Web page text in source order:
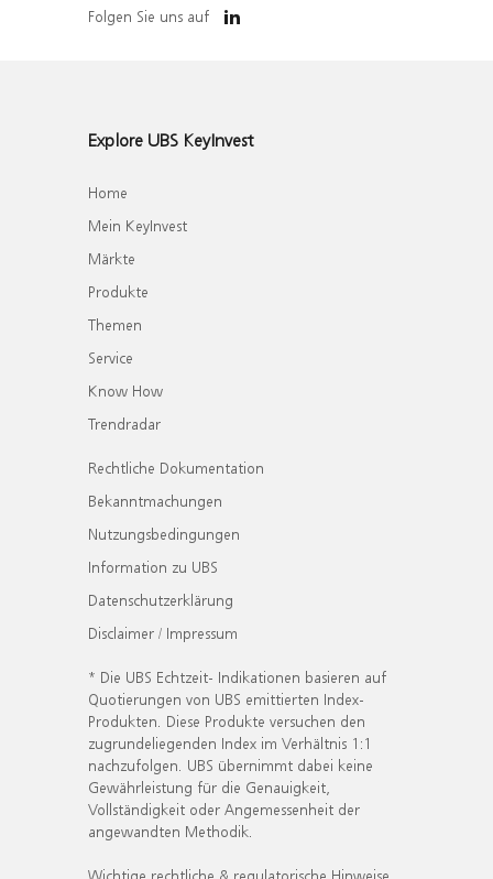
Folgen Sie uns auf
Explore UBS KeyInvest
Home
Mein KeyInvest
Märkte
Produkte
Themen
Service
Know How
Trendradar
Rechtliche Dokumentation
Bekanntmachungen
Nutzungsbedingungen
Information zu UBS
Datenschutzerklärung
Disclaimer / Impressum
* Die UBS Echtzeit- Indikationen basieren auf
Quotierungen von UBS emittierten Index-
Produkten. Diese Produkte versuchen den
zugrundeliegenden Index im Verhältnis 1:1
nachzufolgen. UBS übernimmt dabei keine
Gewährleistung für die Genauigkeit,
Vollständigkeit oder Angemessenheit der
angewandten Methodik.